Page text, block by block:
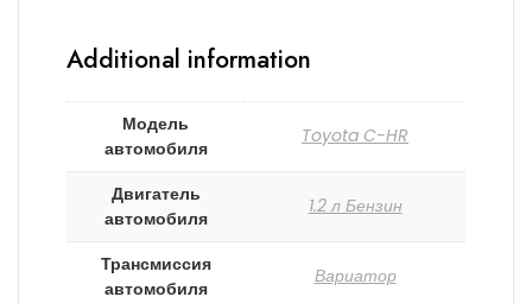
Additional information
Модель
автомобиля
Toyota C-HR
Двигатель
автомобиля
1.2 л Бензин
Трансмиссия
автомобиля
Вариатор